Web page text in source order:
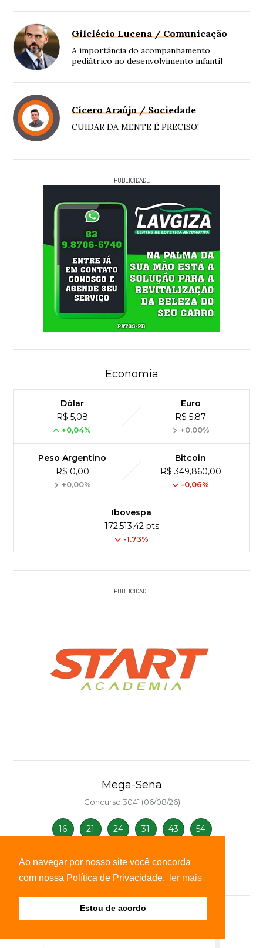
Ao navegar por nosso site você concorda
com nossa Política de Privacidade.
ler mais
Estou de acordo
Gilclécio Lucena / Comunicação
A importância do acompanhamento
pediátrico no desenvolvimento infantil
Cícero Araújo / Sociedade
CUIDAR DA MENTE É PRECISO!
PUBLICIDADE
Economia
Dólar
R$ 5,08
+0,04%
Euro
R$ 5,87
+0,00%
Peso Argentino
R$ 0,00
+0,00%
Bitcoin
R$ 349,860,00
-0,06%
Ibovespa
172,513,42 pts
-1.73%
PUBLICIDADE
Mega-Sena
Concurso 3041 (06/08/26)
16 21 24 31 43 54